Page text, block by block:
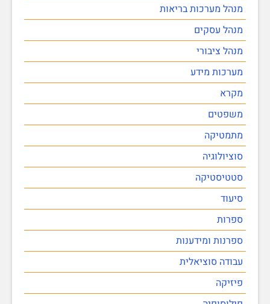
מנהל מערכות בריאות
מנהל עסקים
מנהל ציבורי
מערכות מידע
מקרא
משפטים
מתמטיקה
סוציולוגיה
סטטיסטיקה
סיעוד
ספרות
ספרנות ומידענות
עבודה סוציאלית
פיזיקה